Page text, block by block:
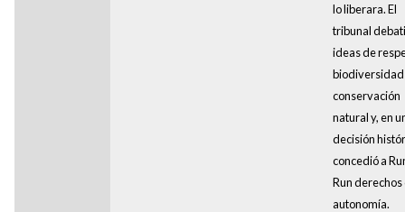
lo liberara. El
tribunal
ideas de
conservación
natural y, en
decisión
concedió a
Run derechos
autonomía.